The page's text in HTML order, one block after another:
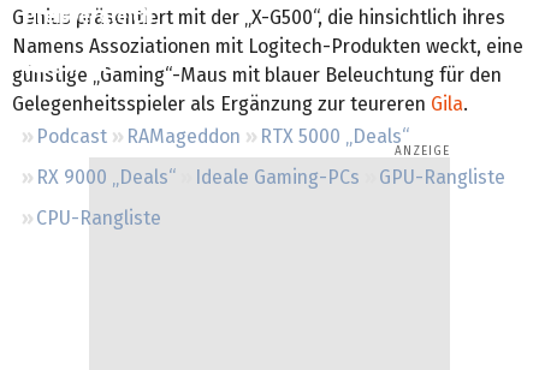
Preisvergleich
Forum
Podcast RAMageddon
RTX 5000 „Deals“
RX 9000 „Deals“
Ideale Gaming-PCs
GPU-Rangliste
CPU-Rangliste
Genius präsentiert mit der „X-G500“, die hinsichtlich ihres
Namens Assoziationen mit Logitech-Produkten weckt, eine
günstige „Gaming“-Maus mit blauer Beleuchtung für den
Gelegenheitsspieler als Ergänzung zur teureren Gila.